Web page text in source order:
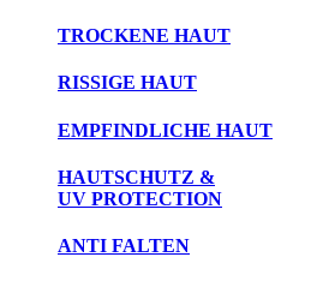
TROCKENE HAUT
RISSIGE HAUT
EMPFINDLICHE HAUT
HAUTSCHUTZ &
UV PROTECTION
ANTI FALTEN